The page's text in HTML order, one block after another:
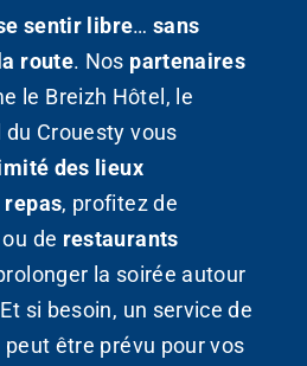
sentir libre… sans
route. Nos partenaires
le Breizh Hôtel, le
du Crouesty vous
des lieux
repas, profitez de
ou de restaurants
la soirée autour
si besoin, un service de
peut être prévu pour vos